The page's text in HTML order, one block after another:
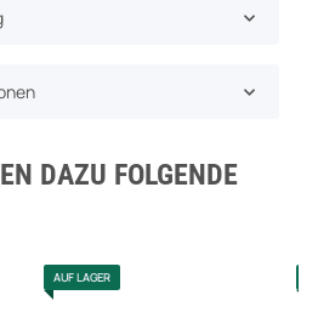
DAZU FOLGENDE
AUF LAGER